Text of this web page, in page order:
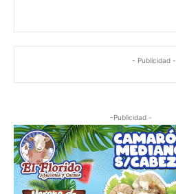
- Publicidad -
-Publicidad -